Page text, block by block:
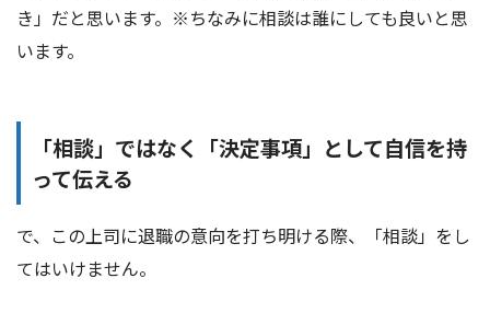
き」だと思います。※ちなみに相談は誰にしても良いと思
います。
「相談」ではなく「決定事項」として自信を持
って伝える
で、この上司に退職の意向を打ち明ける際、「相談」をし
てはいけません。